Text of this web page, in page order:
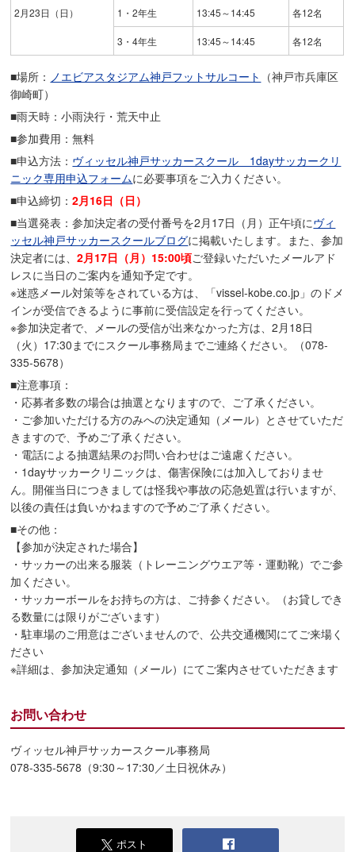
2月23日（日） 1・2年生 13:45～14:45 各12名
3・4年生 13:45～14:45 各12名
■場所： ノエビアスタジアム神戸フットサルコート （神戸市兵庫区
御崎町）
■雨天時：小雨決行・荒天中止
■参加費用：無料
■申込方法： ヴィッセル神戸サッカースクール 1dayサッカークリ
ニック専用申込フォームに必要事項をご入力ください。
■申込締切：2月16日（日）
■当選発表：参加決定者の受付番号を2月17日（月）正午頃にヴィ
ッセル神戸サッカースクールブログに掲載いたします。また、参加
決定者には、2月17日（月）15:00頃ご登録いただいたメールアド
レスに当日のご案内を通知予定です。
※迷惑メール対策等をされている方は、「vissel-kobe.co.jp」のドメ
インが受信できるように事前に受信設定を行ってください。
※参加決定者で、メールの受信が出来なかった方は、2月18日
（火）17:30までにスクール事務局までご連絡ください。（078-
335-5678）
■注意事項：
・応募者多数の場合は抽選となりますので、ご了承ください。
・ご参加いただける方のみへの決定通知（メール）とさせていただ
きますので、予めご了承ください。
・電話による抽選結果のお問い合わせはご遠慮ください。
・1dayサッカークリニックは、傷害保険には加入しておりませ
ん。開催当日につきましては怪我や事故の応急処置は行いますが、
以後の責任は負いかねますので予めご了承ください。
■その他：
【参加が決定された場合】
・サッカーの出来る服装（トレーニングウエア等・運動靴）でご参
加ください。
・サッカーボールをお持ちの方は、ご持参ください。（お貸しでき
る数量には限りがございます）
・駐車場のご用意はございませんので、公共交通機関にてご来場く
ださい
※詳細は、参加決定通知（メール）にてご案内させていただきます
お問い合わせ
ヴィッセル神戸サッカースクール事務局
078-335-5678（9:30～17:30／土日祝休み）
ポスト